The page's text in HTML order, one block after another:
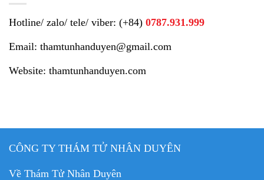
Hotline/ zalo/ tele/ viber: (+84) 0787.931.999
Email: thamtunhanduyen@gmail.com
Website: thamtunhanduyen.com
CÔNG TY THÁM TỬ NHÂN DUYÊN
Về Thám Tử Nhân Duyên